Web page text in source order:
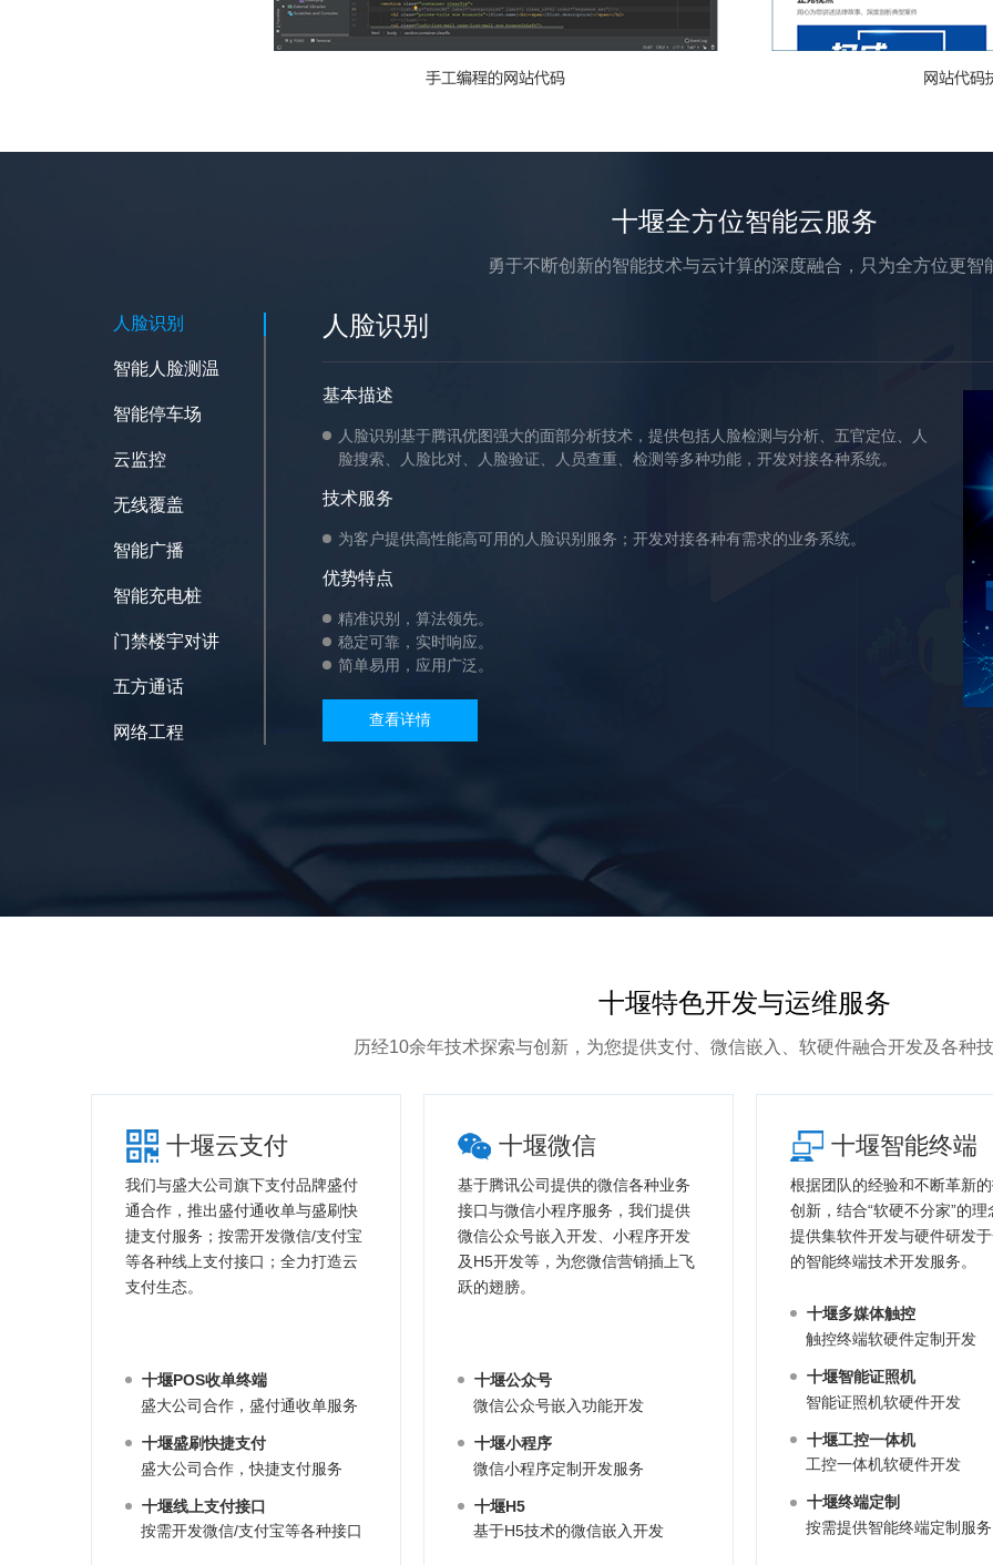
十堰全方位智能云服务
勇于不断创新的智能技术与云计算的深度融合，只为全方位更智
人脸识别
智能人脸测温
智能停车场
云监控
无线覆盖
智能广播
智能充电桩
门禁楼宇对讲
五方通话
网络工程
人脸识别
基本描述
人脸识别基于腾讯优图强大的面部分析技术，提供包括人脸检测与分析、五官定位、人
脸搜索、人脸比对、人脸验证、人员查重、检测等多种功能，开发对接各种系统。
技术服务
为客户提供高性能高可用的人脸识别服务；开发对接各种有需求的业务系统。
优势特点
精准识别，算法领先。
稳定可靠，实时响应。
简单易用，应用广泛。
查看详情
十堰特色开发与运维服务
历经10余年技术探索与创新，为您提供支付、微信嵌入、软硬件融合开发及各种
十堰云支付
我们与盛大公司旗下支付品牌盛付
通合作，推出盛付通收单与盛刷快
捷支付服务；按需开发微信/支付宝
等各种线上支付接口；全力打造云
支付生态。
十堰POS收单终端
盛大公司合作，盛付通收单服务
十堰盛刷快捷支付
盛大公司合作，快捷支付服务
十堰线上支付接口
按需开发微信/支付宝等各种接口
十堰微信
基于腾讯公司提供的微信各种业务
接口与微信小程序服务，我们提供
微信公众号嵌入开发、小程序开发
及H5开发等，为您微信营销插上飞
跃的翅膀。
十堰公众号
微信公众号嵌入功能开发
十堰小程序
微信小程序定制开发服务
十堰H5
基于H5技术的微信嵌入开发
十堰智能终端
根据团队的经验和不断革新
创新，结合“软硬不分家”的理
提供集软件开发与硬件研发
的智能终端技术开发服务。
十堰多媒体触控
触控终端软硬件定制开发
十堰智能证照机
智能证照机软硬件开发
十堰工控一体机
工控一体机软硬件开发
十堰终端定制
按需提供智能终端定制服务